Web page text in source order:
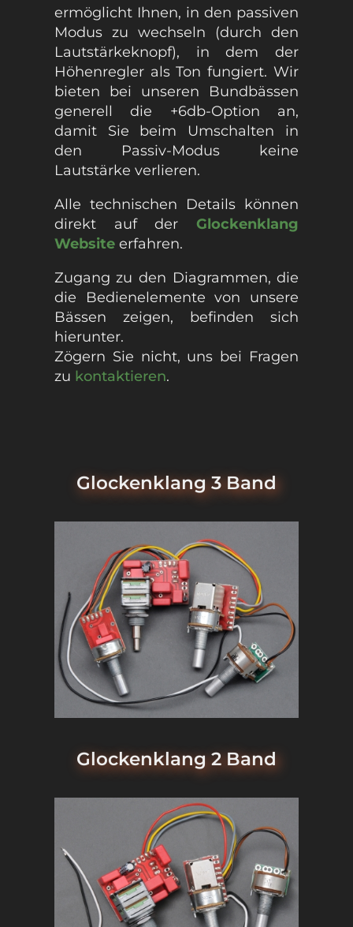
ermöglicht Ihnen, in den passiven
Modus zu wechseln (durch den
Lautstärkeknopf), in dem der
Höhenregler als Ton fungiert. Wir
bieten bei unseren Bundbässen
generell die +6db-Option an,
damit Sie beim Umschalten in
den Passiv-Modus keine
Lautstärke verlieren.
Alle technischen Details können
direkt auf derGlockenklang
Websiteerfahren.
Zugang zu den Diagrammen, die
die Bedienelemente von unsere
Bässen zeigen, befinden sich
hierunter.
Zögern Sie nicht, uns bei Fragen
zu kontaktieren.
Glockenklang 3 Band
Glockenklang 2 Band